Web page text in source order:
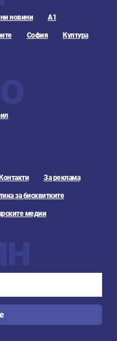
новини А1
София Култура
Контакти За реклама
за бисквитките
медии